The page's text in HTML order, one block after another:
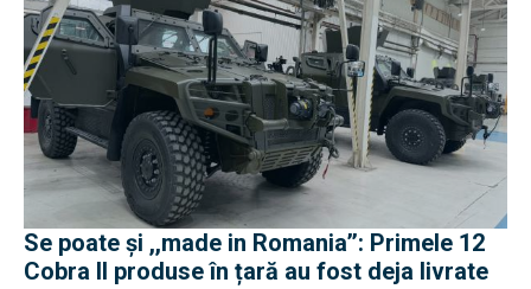
Se poate și ,,made in Romania’’: Primele 12
Cobra II produse în țară au fost deja livrate